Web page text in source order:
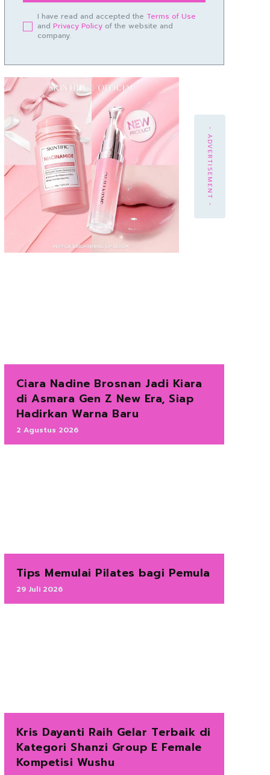
I have read and accepted the Terms of Use
and Privacy Policyof the website and
company.
- ADVERTISEMENT -
Ciara Nadine Brosnan Jadi Kiara
di Asmara Gen Z New Era, Siap
Hadirkan Warna Baru
2 Agustus 2026
Tips Memulai Pilates bagi Pemula
29 Juli 2026
Kris Dayanti Raih Gelar Terbaik di
Kategori Shanzi Group E Female
Kompetisi Wushu